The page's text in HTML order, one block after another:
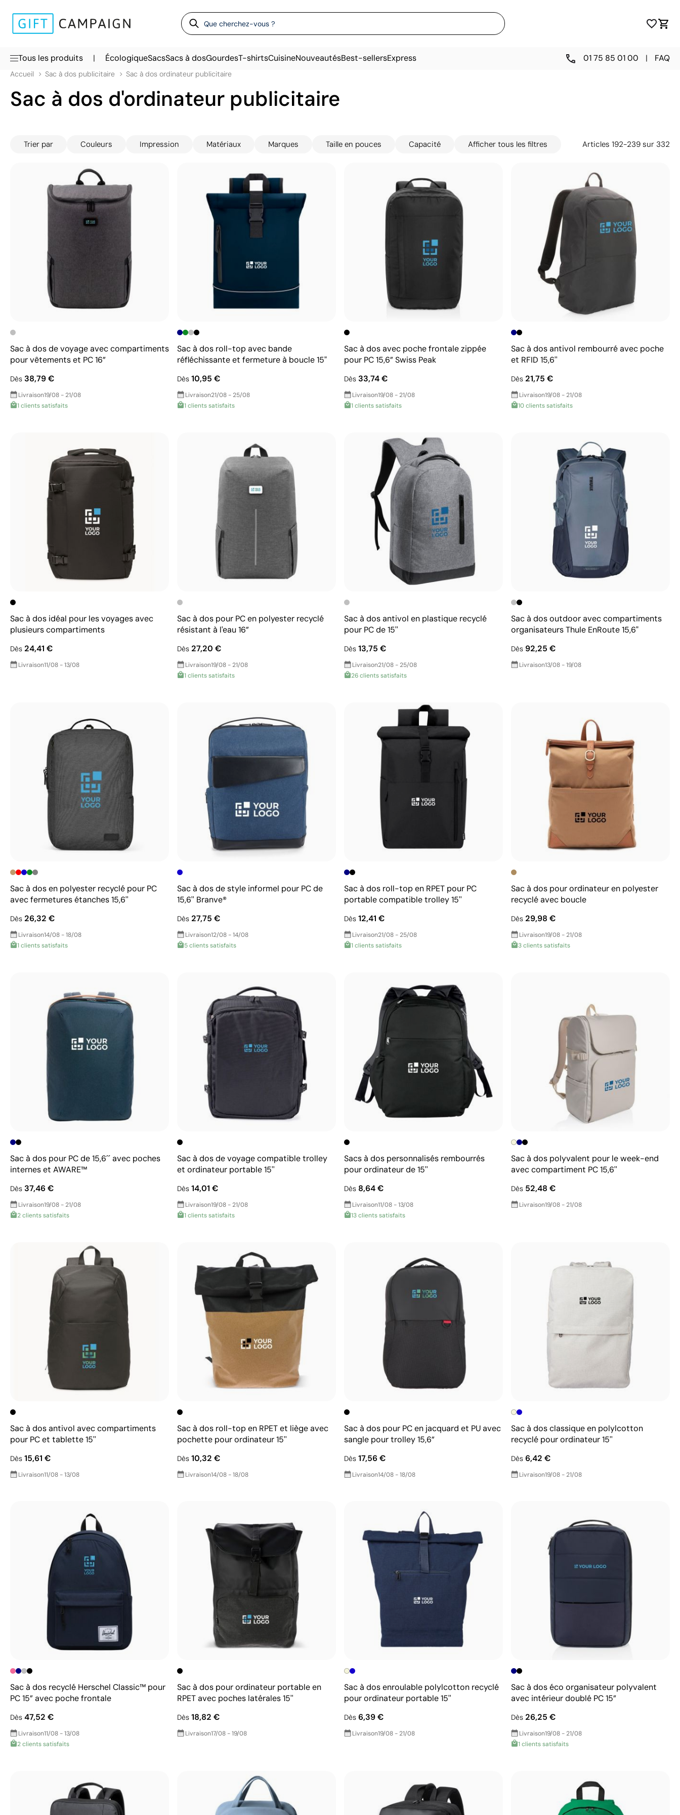
Tous les produits | ÉcologiqueSacsSacs à dosGourdesT-shirtsCuisineNouveautésBest-sellersExpress 01 75 85 01 00 | FAQ
Accueil Sac à dos publicitaire Sac à dos ordinateur publicitaire
Sac à dos d'ordinateur publicitaire
Trier par Couleurs Impression Matériaux Marques Taille en pouces Capacité Afficher tous les filtres Articles 192-239 sur 332
Sac à dos de voyage avec compartiments
pour vêtements et PC 16”
Dès 38,79 €
Livraison19/08 - 21/08
1 clients satisfaits
Sac à dos roll-top avec bande
réfléchissante et fermeture à boucle 15"
Dès 10,95 €
Livraison21/08 - 25/08
1 clients satisfaits
Sac à dos avec poche frontale zippée
pour PC 15,6” Swiss Peak
Dès 33,74 €
Livraison19/08 - 21/08
1 clients satisfaits
Sac à dos antivol rembourré avec poche
et RFID 15,6''
Dès 21,75 €
Livraison19/08 - 21/08
10 clients satisfaits
Sac à dos idéal pour les voyages avec
plusieurs compartiments
Dès 24,41 €
Livraison11/08 - 13/08
Sac à dos pour PC en polyester recyclé
résistant à l'eau 16”
Dès 27,20 €
Livraison19/08 - 21/08
1 clients satisfaits
Sac à dos antivol en plastique recyclé
pour PC de 15''
Dès 13,75 €
Livraison21/08 - 25/08
26 clients satisfaits
Sac à dos outdoor avec compartiments
organisateurs Thule EnRoute 15,6"
Dès 92,25 €
Livraison13/08 - 19/08
Sac à dos en polyester recyclé pour PC
avec fermetures étanches 15,6''
Dès 26,32 €
Livraison14/08 - 18/08
1 clients satisfaits
Sac à dos de style informel pour PC de
15,6'' Branve®
Dès 27,75 €
Livraison12/08 - 14/08
5 clients satisfaits
Sac à dos roll-top en RPET pour PC
portable compatible trolley 15''
Dès 12,41 €
Livraison21/08 - 25/08
1 clients satisfaits
Sac à dos pour ordinateur en polyester
recyclé avec boucle
Dès 29,98 €
Livraison19/08 - 21/08
3 clients satisfaits
Sac à dos pour PC de 15,6´´ avec poches
internes et AWARE™
Dès 37,46 €
Livraison19/08 - 21/08
2 clients satisfaits
Sac à dos de voyage compatible trolley
et ordinateur portable 15''
Dès 14,01 €
Livraison19/08 - 21/08
1 clients satisfaits
Sacs à dos personnalisés rembourrés
pour ordinateur de 15''
Dès 8,64 €
Livraison11/08 - 13/08
13 clients satisfaits
Sac à dos polyvalent pour le week-end
avec compartiment PC 15,6''
Dès 52,48 €
Livraison19/08 - 21/08
Sac à dos antivol avec compartiments
pour PC et tablette 15''
Dès 15,61 €
Livraison11/08 - 13/08
Sac à dos roll-top en RPET et liège avec
pochette pour ordinateur 15''
Dès 10,32 €
Livraison14/08 - 18/08
Sac à dos pour PC en jacquard et PU avec
sangle pour trolley 15,6”
Dès 17,56 €
Livraison14/08 - 18/08
Sac à dos classique en polylcotton
recyclé pour ordinateur 15''
Dès 6,42 €
Livraison19/08 - 21/08
Sac à dos recyclé Herschel Classic™ pour
PC 15” avec poche frontale
Dès 47,52 €
Livraison11/08 - 13/08
2 clients satisfaits
Sac à dos pour ordinateur portable en
RPET avec poches latérales 15''
Dès 18,82 €
Livraison17/08 - 19/08
Sac à dos enroulable polylcotton recyclé
pour ordinateur portable 15''
Dès 6,39 €
Livraison19/08 - 21/08
Sac à dos éco organisateur polyvalent
avec intérieur doublé PC 15”
Dès 26,25 €
Livraison19/08 - 21/08
1 clients satisfaits